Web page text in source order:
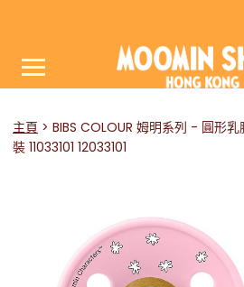
主頁
BIBS COLOUR 姆明系列 - 圓形
裝 11033101 12033101